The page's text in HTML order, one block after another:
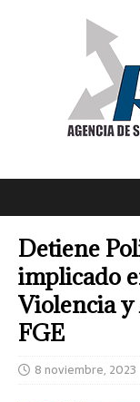
Detiene
implicado
Violencia
FGE
8 noviembre, 2023